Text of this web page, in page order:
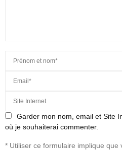
Garder mon nom, email et Site
où je souhaiterai commenter.
* Utiliser ce formulaire implique